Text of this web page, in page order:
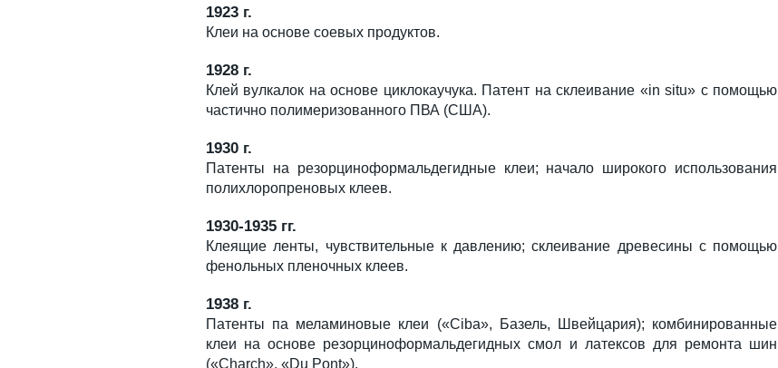
1923 г.
Клеи на основе соевых продуктов.
1928 г.
Клей вулкалок на основе циклокаучука. Патент на склеивание «in situ» с помощью
частично полимеризованного ПВА (США).
1930 г.
Патенты на резорциноформальдегидные клеи; начало широкого использования
полихлоропреновых клеев.
1930-1935 гг.
Клеящие ленты, чувствительные к давлению; склеивание древесины с помощью
фенольных пленочных клеев.
1938 г.
Патенты па меламиновые клеи («Ciba», Базель, Швейцария); комбинированные
клеи на основе резорциноформальдегидных смол и латексов для ремонта шин
(«Charch», «Du Pont»).